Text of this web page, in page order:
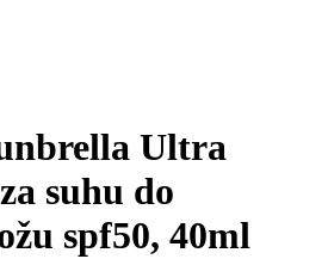
Ultra
suhu do
spf50, 40ml